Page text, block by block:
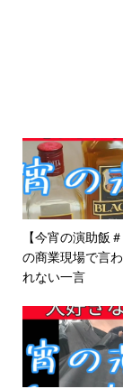
【今宵の演助飯
の商業現場で言
れない一言